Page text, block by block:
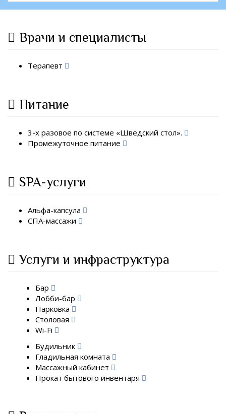
Врачи и специалисты
Терапевт
Питание
3-х разовое по системе «Шведский стол».
Промежуточное питание
SPA-услуги
Альфа-капсула
СПА-массажи
Услуги и инфраструктура
Бар
Лобби-бар
Парковка
Столовая
Wi-Fi
Будильник
Гладильная комната
Массажный кабинет
Прокат бытового инвентаря